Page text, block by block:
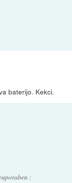
baterijo. Kekci.
: